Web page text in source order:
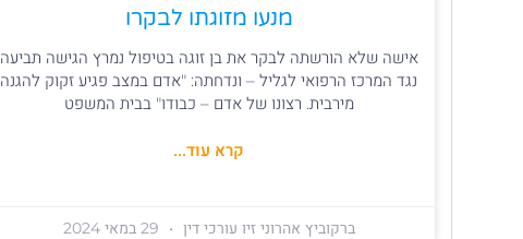
מנעו מזוגתו לבקרו
אישה שלא הורשתה לבקר את בן זוגה בטיפול נמרץ הגישה תביעה
נגד המרכז הרפואי לגליל – ונדחתה: "אדם במצב פגיע זקוק להגנה
מירבית. רצונו של אדם – כבודו" בבית המשפט
קרא עוד...
ברקוביץ אהרוני זיו עורכי דין